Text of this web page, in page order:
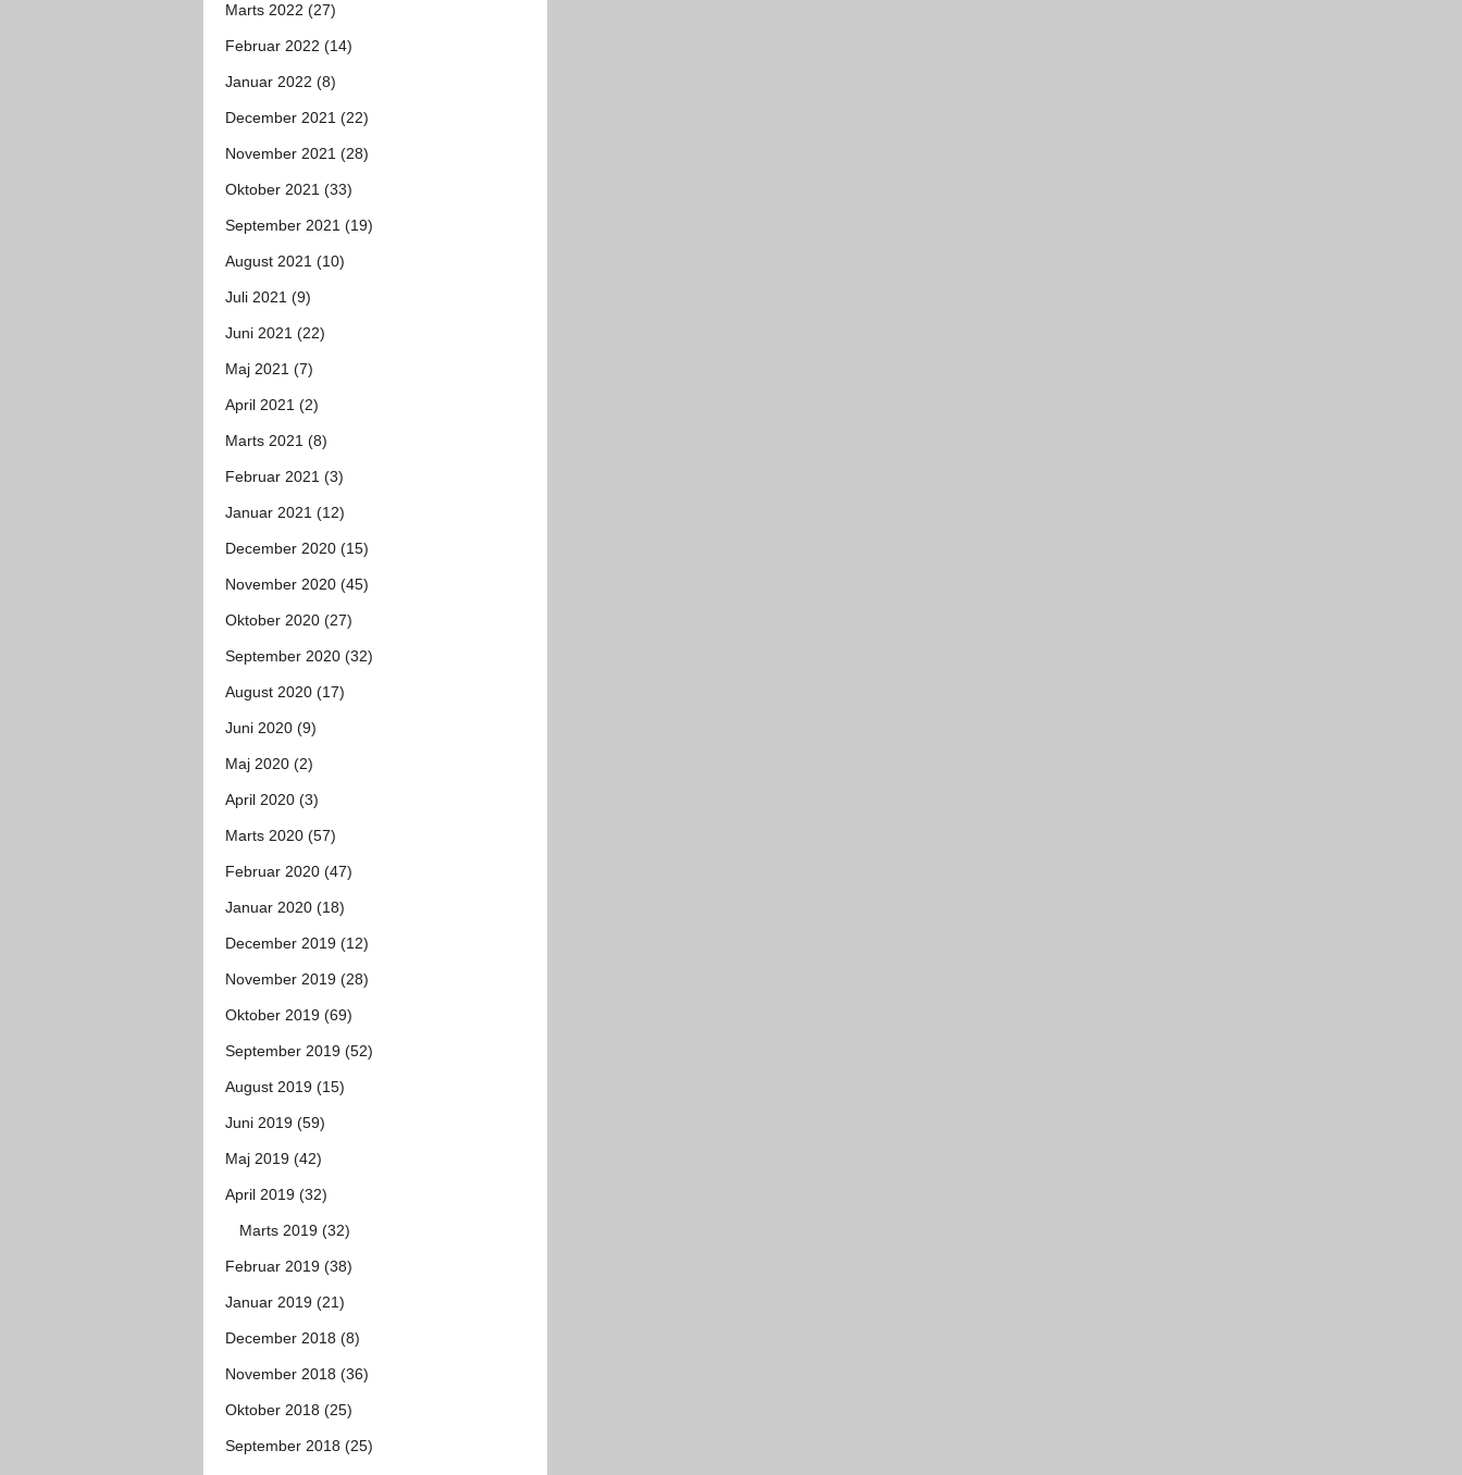
Marts 2022 (27)
Februar 2022 (14)
Januar 2022 (8)
December 2021 (22)
November 2021 (28)
Oktober 2021 (33)
September 2021 (19)
August 2021 (10)
Juli 2021 (9)
Juni 2021 (22)
Maj 2021 (7)
April 2021 (2)
Marts 2021 (8)
Februar 2021 (3)
Januar 2021 (12)
December 2020 (15)
November 2020 (45)
Oktober 2020 (27)
September 2020 (32)
August 2020 (17)
Juni 2020 (9)
Maj 2020 (2)
April 2020 (3)
Marts 2020 (57)
Februar 2020 (47)
Januar 2020 (18)
December 2019 (12)
November 2019 (28)
Oktober 2019 (69)
September 2019 (52)
August 2019 (15)
Juni 2019 (59)
Maj 2019 (42)
April 2019 (32)
Marts 2019 (32)
Februar 2019 (38)
Januar 2019 (21)
December 2018 (8)
November 2018 (36)
Oktober 2018 (25)
September 2018 (25)